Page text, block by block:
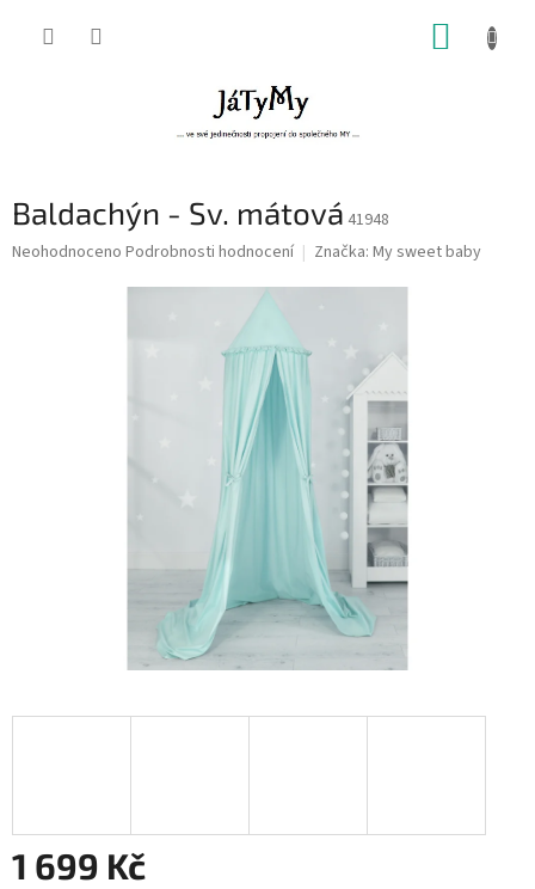
Baldachýn - Sv. mátová 41948
Průměrné
Neohodnoceno Podrobnosti hodnocení Značka: My sweet baby
1 699 Kč